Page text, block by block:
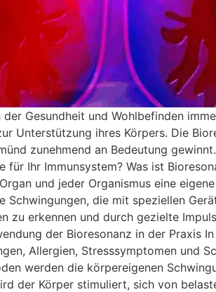
Gesundheit und Wohlbefinden
Unterstützung ihres Körpers. Die
zunehmend an Bedeutung
für Ihr Immunsystem? Was ist
und jeder Organismus eine
Schwingungen, die mit speziellen
zu erkennen und durch gezielte
der Bioresonanz in der Praxis
Allergien, Stresssymptomen und
werden die körpereigenen
der Körper stimuliert, sich von